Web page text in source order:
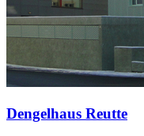
Dengelhaus Reutte